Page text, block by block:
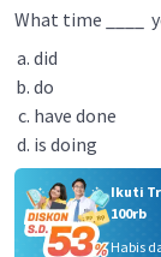
What time ____
did
do
have done
is doing
Ikuti
100rb
Habis